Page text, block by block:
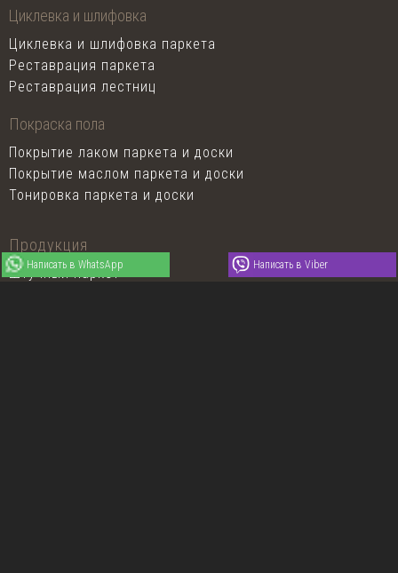
Циклевка и шлифовка
Циклевка и шлифовка паркета
Реставрация паркета
Реставрация лестниц
Покраска пола
Покрытие лаком паркета и доски
Покрытие маслом паркета и доски
Тонировка паркета и доски
Продукция
Штучный паркет
Написать в WhatsApp Написать в Viber